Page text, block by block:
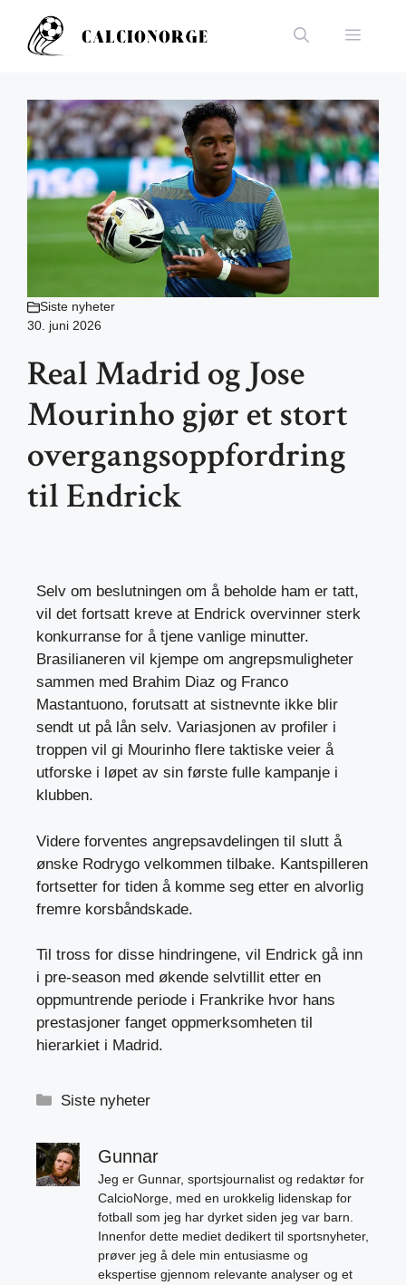
innhold
Meny
Siste nyheter
30. juni 2026
Real Madrid og Jose
Mourinho gjør et stort
overgangsoppfordring
til Endrick
Selv om beslutningen om å beholde ham er tatt,
vil det fortsatt kreve at Endrick overvinner sterk
konkurranse for å tjene vanlige minutter.
Brasilianeren vil kjempe om angrepsmuligheter
sammen med Brahim Diaz og Franco
Mastantuono, forutsatt at sistnevnte ikke blir
sendt ut på lån selv. Variasjonen av profiler i
troppen vil gi Mourinho flere taktiske veier å
utforske i løpet av sin første fulle kampanje i
klubben.
Videre forventes angrepsavdelingen til slutt å
ønske Rodrygo velkommen tilbake. Kantspilleren
fortsetter for tiden å komme seg etter en alvorlig
fremre korsbåndskade.
Til tross for disse hindringene, vil Endrick gå inn
i pre-season med økende selvtillit etter en
oppmuntrende periode i Frankrike hvor hans
prestasjoner fanget oppmerksomheten til
hierarkiet i Madrid.
Kategorier
Siste nyheter
Gunnar
Jeg er Gunnar, sportsjournalist og redaktør for
CalcioNorge, med en urokkelig lidenskap for
fotball som jeg har dyrket siden jeg var barn.
Innenfor dette mediet dedikert til sportsnyheter,
prøver jeg å dele min entusiasme og
ekspertise gjennom relevante analyser og et